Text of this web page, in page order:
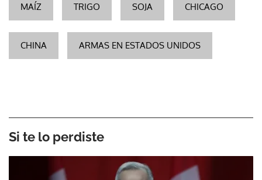
MAÍZ TRIGO SOJA CHICAGO
CHINA ARMAS EN ESTADOS UNIDOS
Si te lo perdiste